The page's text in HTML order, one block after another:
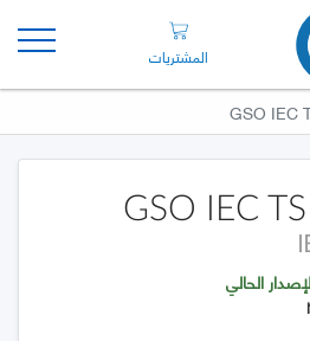
المشتريات
GSO IEC
GSO IEC
الحالي